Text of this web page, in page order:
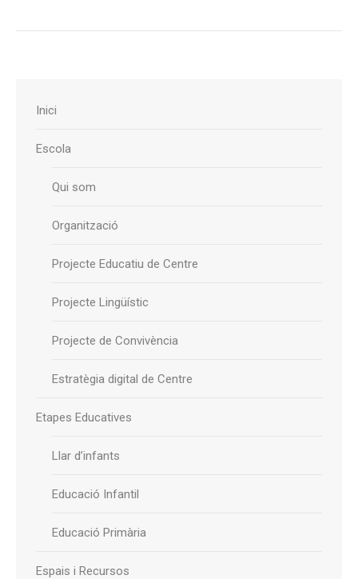
Inici
Escola
Qui som
Organització
Projecte Educatiu de Centre
Projecte Lingüístic
Projecte de Convivència
Estratègia digital de Centre
Etapes Educatives
Llar d’infants
Educació Infantil
Educació Primària
Espais i Recursos